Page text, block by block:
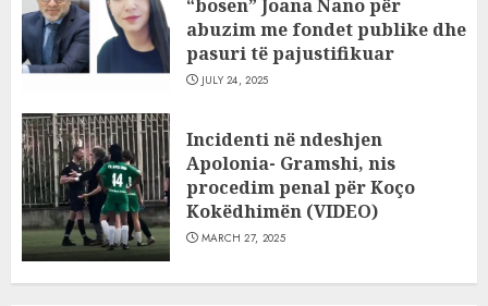
“bosen” Joana Nano për
abuzim me fondet publike dhe
pasuri të pajustifikuar
JULY 24, 2025
Incidenti në ndeshjen
Apolonia- Gramshi, nis
procedim penal për Koço
Kokëdhimën (VIDEO)
MARCH 27, 2025